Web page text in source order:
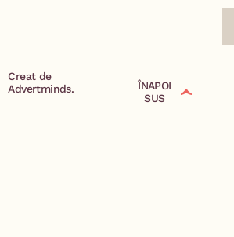
Creat de
Advertminds.
ÎNAPOI
SUS